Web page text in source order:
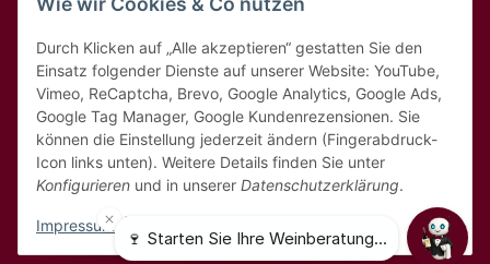
Durch Klicken auf „Alle akzeptieren“ gestatten Sie den
Einsatz folgender Dienste auf unserer Website: YouTube,
Vimeo, ReCaptcha, Brevo, Google Analytics, Google Ads,
Google Tag Manager, Google Kundenrezensionen. Sie
können die Einstellung jederzeit ändern (Fingerabdruck-
Icon links unten). Weitere Details finden Sie unter
Konfigurieren und in unserer Datenschutzerklärung.
Impressum
Hilfe & Kontakt
Rechtliches
© 2025 MDK Weinhandel GmbH - Weinbestellung.ch